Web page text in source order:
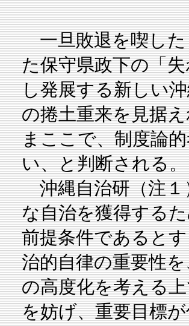
一旦敗退を喫した
た保守県政下の「
し発展する新しい
の捲土重来を見据
まここで、制度論
い、と判断される。
沖縄自治研（注１
な自治を獲得する
前提条件であると
治的自律の重要性
の高度化を考える
を妨げ、重要目標